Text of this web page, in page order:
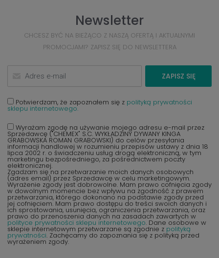
Newsletter
CHCESZ BYĆ NA BIEŻĄCO Z NASZĄ OFERTĄ I AKTUALNYMI
PROMOCJAMI? ZAPISZ SIĘ DO NEWSLETTERA
ZAPISZ SIĘ
Potwierdzam, że zapoznałem się z polityką prywatności
sklepu internetowego.
Wyrażam zgodę na używanie mojego adresu e-mail przez
Sprzedawcę ("CHEMEX" S.C. WYKŁADZINY DYWANY KINGA
GRABOWSKA ROMAN GRABOWSKI) do celów przesyłania
informacji handlowej w rozumieniu przepisów ustawy z dnia 18
lipca 2002 r. o świadczeniu usług drogą elektroniczną, w tym
marketingu bezpośredniego, za pośrednictwem poczty
elektronicznej.
Zgadzam się na przetwarzanie moich danych osobowych
(adres email) przez Sprzedawcę w celu marketingowym.
Wyrażenie zgody jest dobrowolne. Mam prawo cofnięcia zgody
w dowolnym momencie bez wpływu na zgodność z prawem
przetwarzania, którego dokonano na podstawie zgody przed
jej cofnięciem. Mam prawo dostępu do treści swoich danych i
ich sprostowania, usunięcia, ograniczenia przetwarzania, oraz
prawo do przenoszenia danych na zasadach zawartych w
polityce prywatności sklepu internetowego. Dane osobowe w
sklepie internetowym przetwarzane są zgodnie z polityką
prywatności. Zachęcamy do zapoznania się z polityką przed
wyrażeniem zgody.